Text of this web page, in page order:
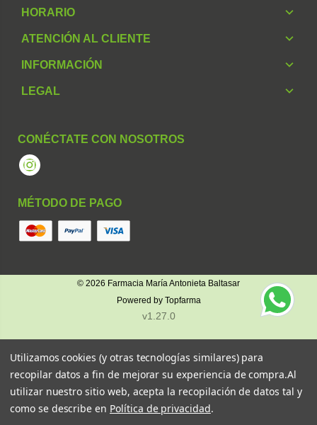
HORARIO
ATENCIÓN AL CLIENTE
INFORMACIÓN
LEGAL
CONÉCTATE CON NOSOTROS
Instagram
MÉTODO DE PAGO
© 2026 Farmacia María Antonieta Baltasar
Powered by Topfarma
v1.27.0
Utilizamos cookies (y otras tecnologías similares) para
recopilar datos a fin de mejorar su experiencia de compra.Al
utilizar nuestro sitio web, acepta la recopilación de datos tal y
como se describe en Política de privacidad.